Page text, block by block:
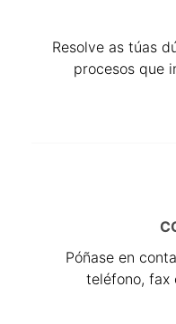
Resolve as túas
procesos que
Póñase en
teléfono, fax